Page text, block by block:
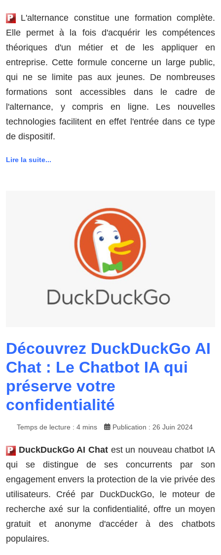
L'alternance constitue une formation complète.
Elle permet à la fois d'acquérir les compétences
théoriques d'un métier et de les appliquer en
entreprise. Cette formule concerne un large public,
qui ne se limite pas aux jeunes. De nombreuses
formations sont accessibles dans le cadre de
l'alternance, y compris en ligne. Les nouvelles
technologies facilitent en effet l'entrée dans ce type
de dispositif.
Lire la suite...
Découvrez DuckDuckGo AI
Chat : Le Chatbot IA qui
préserve votre
confidentialité
Temps de lecture : 4 mins Publication : 26 Juin 2024
DuckDuckGo AI Chatest un nouveau chatbot IA
qui se distingue de ses concurrents par son
engagement envers la protection de la vie privée des
utilisateurs. Créé par DuckDuckGo, le moteur de
recherche axé sur la confidentialité, offre un moyen
gratuit et anonyme d'accéder à des chatbots
populaires.